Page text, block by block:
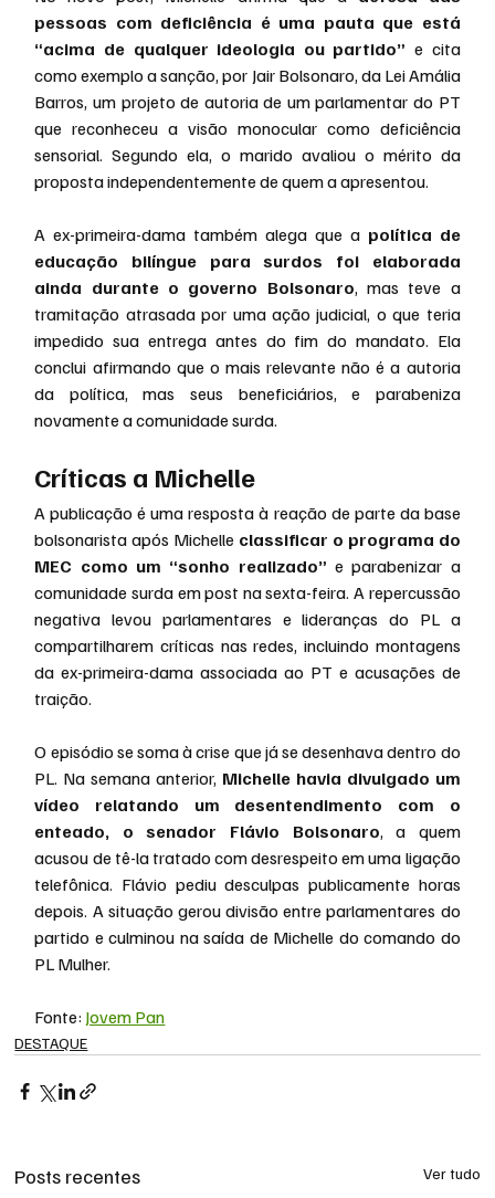
pessoas com deficiência é uma pauta que está
“acima de qualquer ideologia ou partido” e cita
como exemplo a sanção, por Jair Bolsonaro, da Lei Amália
Barros, um projeto de autoria de um parlamentar do PT
que reconheceu a visão monocular como deficiência
sensorial. Segundo ela, o marido avaliou o mérito da
proposta independentemente de quem a apresentou.
A ex-primeira-dama também alega que a política de
educação bilíngue para surdos foi elaborada
ainda durante o governo Bolsonaro, mas teve a
tramitação atrasada por uma ação judicial, o que teria
impedido sua entrega antes do fim do mandato. Ela
conclui afirmando que o mais relevante não é a autoria
da política, mas seus beneficiários, e parabeniza
novamente a comunidade surda.
Críticas a Michelle
A publicação é uma resposta à reação de parte da base
bolsonarista após Michelle classificar o programa do
MEC como um “sonho realizado” e parabenizar a
comunidade surda em post na sexta-feira. A repercussão
negativa levou parlamentares e lideranças do PL a
compartilharem críticas nas redes, incluindo montagens
da ex-primeira-dama associada ao PT e acusações de
traição.
O episódio se soma à crise que já se desenhava dentro do
PL. Na semana anterior, Michelle havia divulgado um
vídeo relatando um desentendimento com o
enteado, o senador Flávio Bolsonaro, a quem
acusou de tê-la tratado com desrespeito em uma ligação
telefônica. Flávio pediu desculpas publicamente horas
depois. A situação gerou divisão entre parlamentares do
partido e culminou na saída de Michelle do comando do
PL Mulher.
Fonte: Jovem Pan
DESTAQUE
Posts recentes Ver tudo